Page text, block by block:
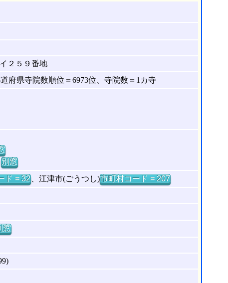
２５９番地
県寺院数順位＝6973位、寺院数＝1カ寺
別窓
ド = 32、江津市(ごうつし)市町村コード = 207
窓